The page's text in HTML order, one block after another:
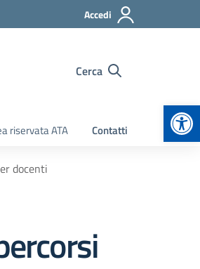
Accedi
Cerca
riservata ATA Contatti
docenti